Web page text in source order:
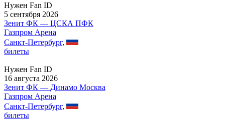
Нужен Fan ID
5 сентября 2026
Зенит ФК — ЦСКА ПФК
Газпром Арена
Санкт-Петербург,
билеты
Нужен Fan ID
16 августа 2026
Зенит ФК — Динамо Москва
Газпром Арена
Санкт-Петербург,
билеты